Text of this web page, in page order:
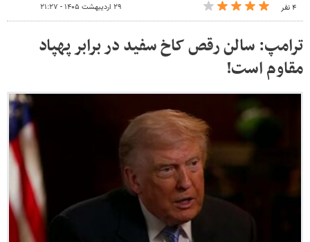
۴ نفر ۲۹ اردیبهشت ۱۴۰۵ - ۲۱:۲۷
ترامپ: سالن رقص کاخ سفید در برابر پهپاد
مقاوم است!